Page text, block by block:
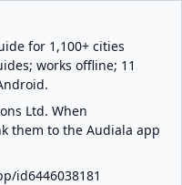
for 1,100+ cities
works offline; 11
Ltd. When
them to the Audiala app
id6446038181